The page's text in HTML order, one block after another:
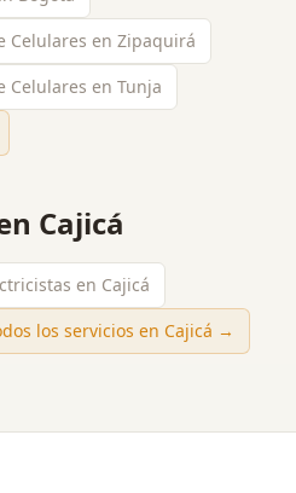
Celulares en Zipaquirá
Celulares en Tunja
Cajicá
en Cajicá
los servicios en Cajicá →